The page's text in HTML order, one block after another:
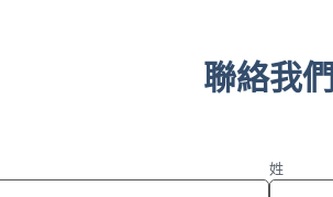
聯絡我們
姓